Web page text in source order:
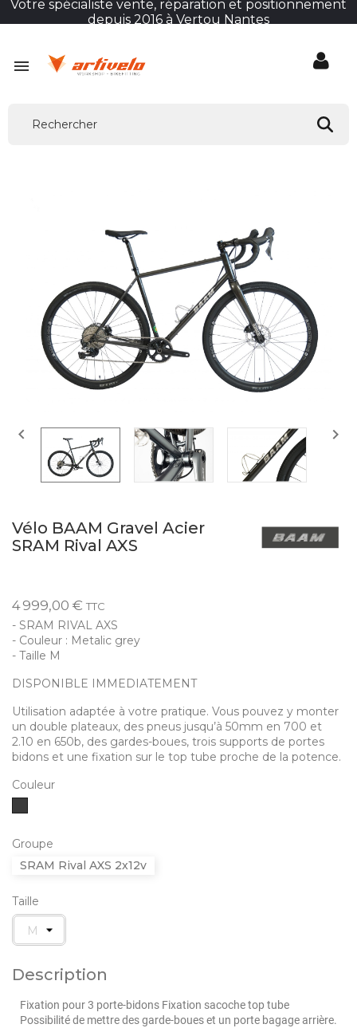
Votre spécialiste vente, réparation et positionnement
depuis 2016 à Vertou Nantes

 
Vélo BAAM Gravel Acier
SRAM Rival AXS
4 999,00 € TTC
- SRAM RIVAL AXS
- Couleur : Metalic grey
- Taille M
DISPONIBLE IMMEDIATEMENT
Utilisation adaptée à votre pratique. Vous pouvez y monter
un double plateaux, des pneus jusqu’à 50mm en 700 et
2.10 en 650b, des gardes-boues, trois supports de portes
bidons et une fixation sur le top tube proche de la potence.
Couleur
Groupe
SRAM Rival AXS 2x12v
Taille
Description
Fixation pour 3 porte-bidons Fixation sacoche top tube
Possibilité de mettre des garde-boues et un porte bagage arrière.